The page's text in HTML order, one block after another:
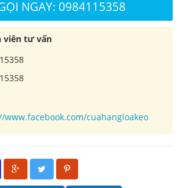
NGAY: 0984115358
viên tư vấn
www.facebook.com/cuahangloakeo